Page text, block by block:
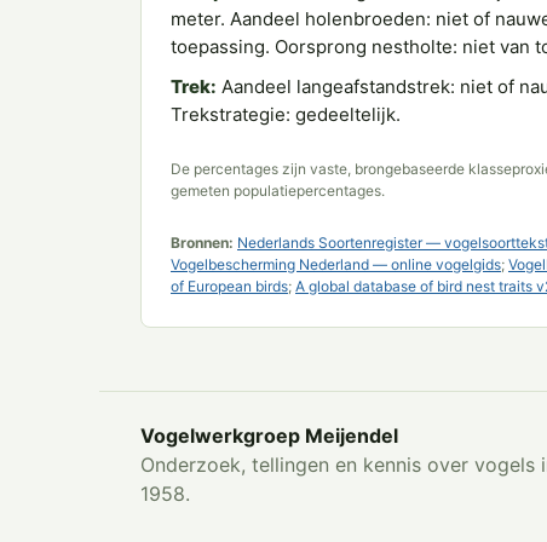
meter. Aandeel holenbroeden: niet of
toepassing. Oorsprong nestholte: niet van
Trek: Aandeel langeafstandstrek: niet of
Trekstrategie: gedeeltelijk.
De percentages zijn vaste, brongebaseerde
gemeten populatiepercentages.
Bronnen: Nederlands Soortenregister —
Vogelbescherming Nederland — online vogelgids;
of European birds; A global database of bird nest traits
Vogelwerkgroep Meijendel
Onderzoek, tellingen en kennis over vogels
1958.